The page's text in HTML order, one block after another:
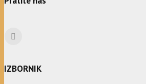
IZBORNIK